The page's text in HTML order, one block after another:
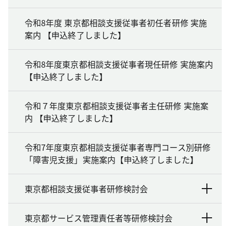
令和8年度 東京都相談支援従事者初任者研修 実施
案内 【申込終了しました】
令和8年度東京都相談支援従事者現任研修 実施案内
【申込終了しました】
令和７年度東京都相談支援従事者主任研修 実施案
内 【申込終了しました】
令和7年度東京都相談支援従事者専門コース別研修
「障害児支援」実施案内【申込終了しました】
東京都相談支援従事者研修検討会
東京都サービス管理責任者等研修検討会